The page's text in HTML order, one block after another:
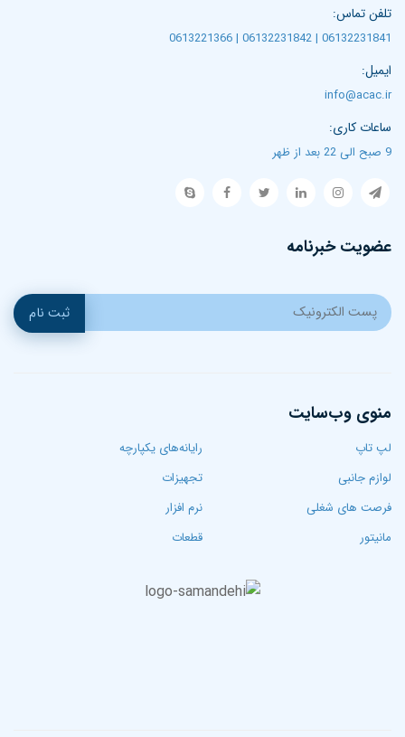
تلفن تماس:
06132231841 | 06132231842 | 0613221366
ایمیل:
info@acac.ir
ساعات کاری:
9 صبح الی 22 بعد از ظهر
عضویت خبرنامه
ثبت نام
منوی وب‌سایت
لپ تاپ‌
رایانه‌های یکپارچه
لوازم جانبی
تجهیزات
فرصت های شغلی
نرم افزار
مانیتور
قطعات